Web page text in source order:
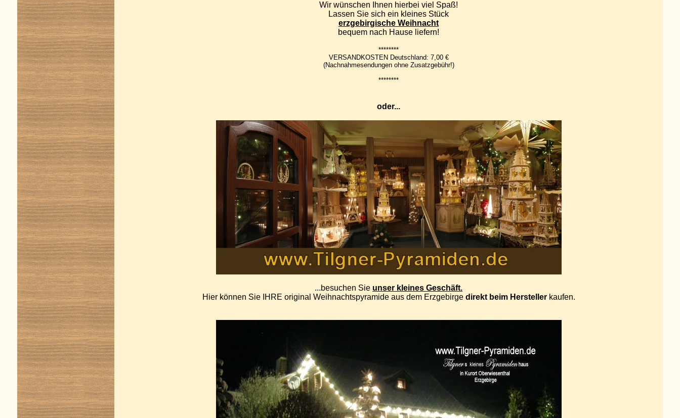
Wir wünschen Ihnen hierbei viel Spaß!
Lassen Sie sich ein kleines Stück
erzgebirgische Weihnacht
bequem nach Hause liefern!
********
VERSANDKOSTEN Deutschland: 7,00 €
(Nachnahmesendungen ohne Zusatzgebühr!)
********
oder...
...besuchen Sie unser kleines Geschäft.
Hier können Sie IHRE original Weihnachtspyramide aus dem Erzgebirge direkt beim Herstellerkaufen.